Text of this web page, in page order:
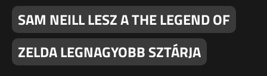
SAM NEILL LESZ A THE LEGEND OF
ZELDA LEGNAGYOBB SZTÁRJA